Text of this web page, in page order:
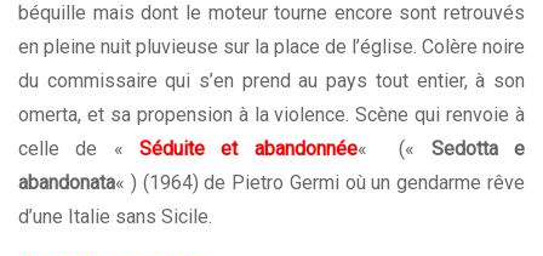
béquille mais dont le moteur tourne encore sont retrouvés
en pleine nuit pluvieuse sur la place de l’église. Colère noire
du commissaire qui s’en prend au pays tout entier, à son
omerta, et sa propension à la violence. Scène qui renvoie à
celle de « Séduite et abandonnée« (« Sedotta e
abandonata« ) (1964) de Pietro Germi où un gendarme rêve
d’une Italie sans Sicile.